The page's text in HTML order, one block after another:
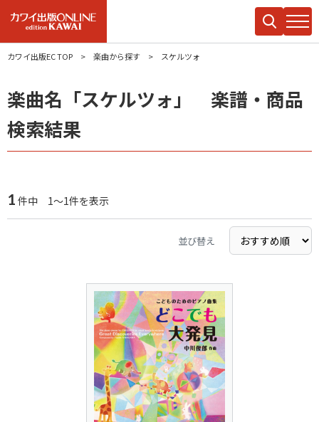
カワイ出版EC TOP 楽曲から探す スケルツォ
楽曲名「スケルツォ」 楽譜・商品
検索結果
1 件中 1～1件を表示
並び替え